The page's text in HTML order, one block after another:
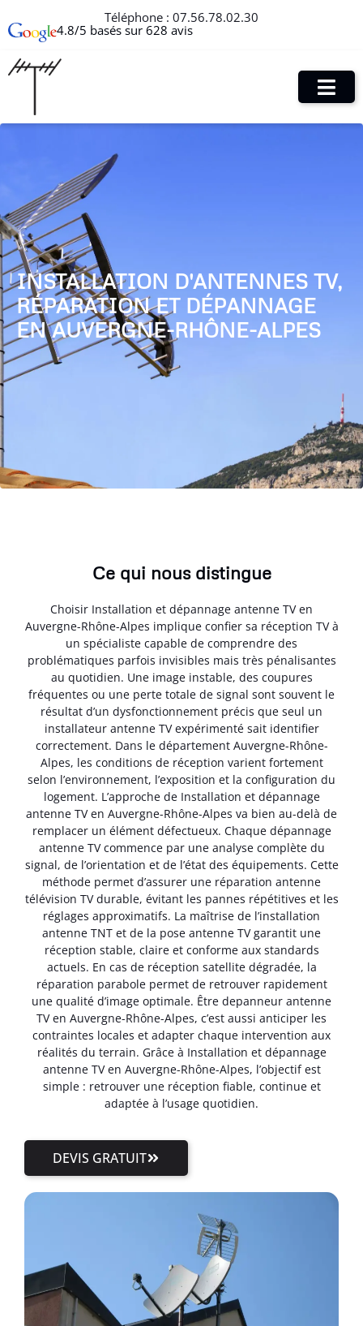
Téléphone : 07.56.78.02.30
4.8/5 basés sur 628 avis
INSTALLATION D'ANTENNES TV,
RÉPARATION ET DÉPANNAGE
EN AUVERGNE-RHÔNE-ALPES
Ce qui nous distingue
Choisir Installation et dépannage antenne TV en
Auvergne-Rhône-Alpes implique confier sa réception TV à
un spécialiste capable de comprendre des
problématiques parfois invisibles mais très pénalisantes
au quotidien. Une image instable, des coupures
fréquentes ou une perte totale de signal sont souvent le
résultat d’un dysfonctionnement précis que seul un
installateur antenne TV expérimenté sait identifier
correctement. Dans le département Auvergne-Rhône-
Alpes, les conditions de réception varient fortement
selon l’environnement, l’exposition et la configuration du
logement. L’approche de Installation et dépannage
antenne TV en Auvergne-Rhône-Alpes va bien au-delà de
remplacer un élément défectueux. Chaque dépannage
antenne TV commence par une analyse complète du
signal, de l’orientation et de l’état des équipements. Cette
méthode permet d’assurer une réparation antenne
télévision TV durable, évitant les pannes répétitives et les
réglages approximatifs. La maîtrise de l’installation
antenne TNT et de la pose antenne TV garantit une
réception stable, claire et conforme aux standards
actuels. En cas de réception satellite dégradée, la
réparation parabole permet de retrouver rapidement
une qualité d’image optimale. Être depanneur antenne
TV en Auvergne-Rhône-Alpes, c’est aussi anticiper les
contraintes locales et adapter chaque intervention aux
réalités du terrain. Grâce à Installation et dépannage
antenne TV en Auvergne-Rhône-Alpes, l’objectif est
simple : retrouver une réception fiable, continue et
adaptée à l’usage quotidien.
DEVIS GRATUIT